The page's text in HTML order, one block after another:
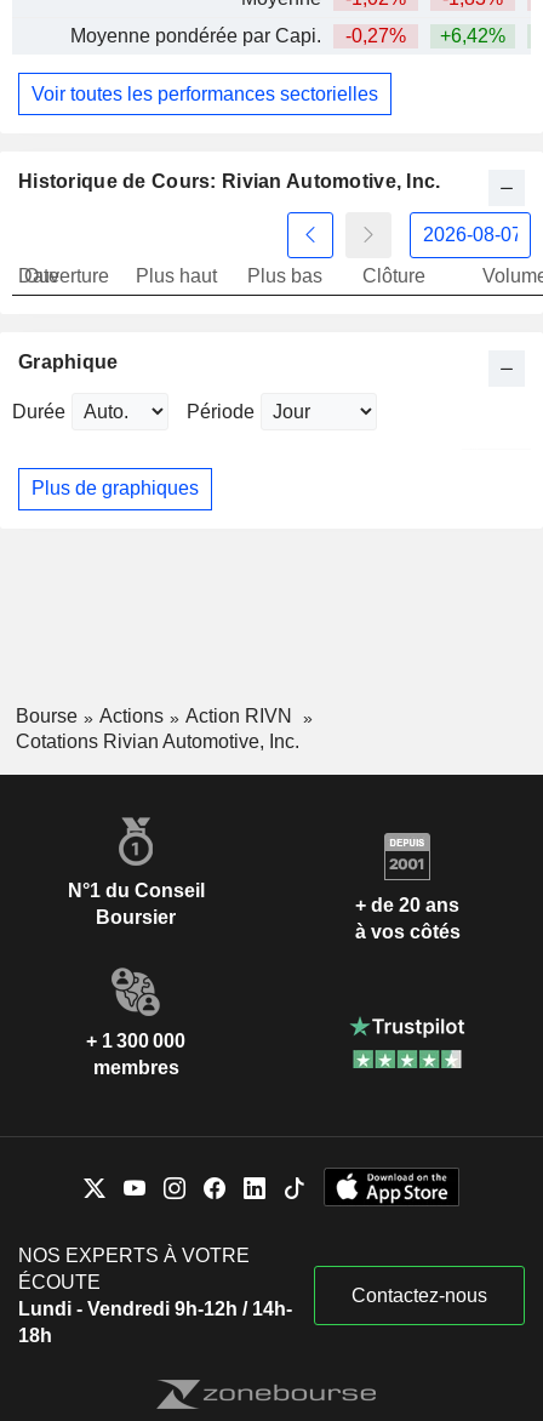
Moyenne pondérée par Capi.
-0,27% +6,42%
Voir toutes les performances sectorielles
Historique de Cours: Rivian Automotive, Inc.
Date
Ouverture Plus haut Plus bas Clôture
Graphique
Durée Période
Plus de graphiques
Bourse Actions
Action RIVN
Cotations Rivian Automotive, Inc.
N°1 du Conseil
Boursier
+ de 20 ans
à vos côtés
+ 1 300 000
membres
NOS EXPERTS À VOTRE
ÉCOUTE
Lundi - Vendredi 9h-12h / 14h-
18h
Contactez-nous